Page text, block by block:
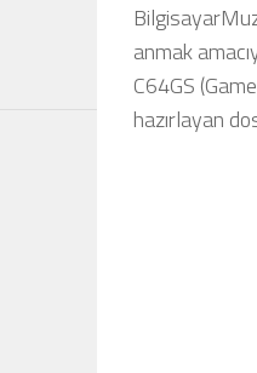
anmak
C64GS
hazırlayan